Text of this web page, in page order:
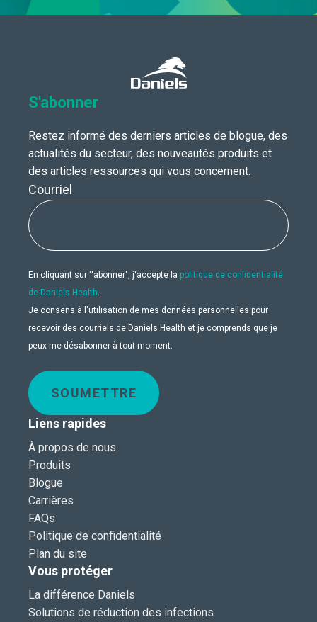
S'abonner
Restez informé des derniers articles de blogue, des
actualités du secteur, des nouveautés produits et
des articles ressources qui vous concernent.
Courriel
En cliquant sur "'abonner", j'accepte la politique de confidentialité
de Daniels Health.
Je consens à l'utilisation de mes données personnelles pour
recevoir des courriels de Daniels Health et je comprends que je
peux me désabonner à tout moment.
SOUMETTRE
Liens rapides
À propos de nous
Produits
Blogue
Carrières
FAQs
Politique de confidentialité
Plan du site
Vous protéger
La différence Daniels
Solutions de réduction des infections